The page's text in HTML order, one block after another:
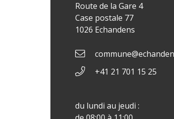
Route de la Gare 4
Case postale 77
1026 Echandens
+41 21 701 15 25
du lundi au jeudi :